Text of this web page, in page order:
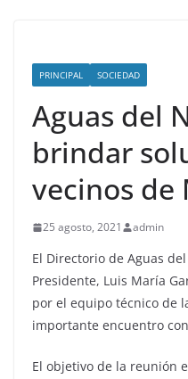
PRINCIPAL SOCIEDAD
Aguas del
brindar
vecinos de
25 agosto, 2021 admin
El Directorio de Aguas
Presidente, Luis María
por el equipo técnico de
importante encuentro
El objetivo de la reunión